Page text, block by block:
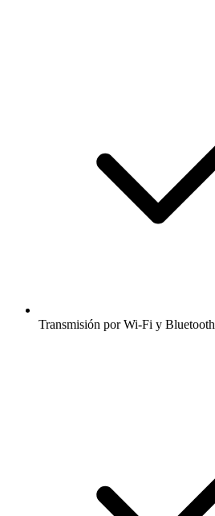
Transmisión por Wi-Fi y Bluetooth